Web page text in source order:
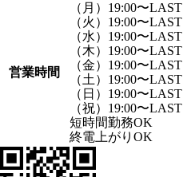
営業時間
（月）19:00〜LAST
（火）19:00〜LAST
（水）19:00〜LAST
（木）19:00〜LAST
（金）19:00〜LAST
（土）19:00〜LAST
（日）19:00〜LAST
（祝）19:00〜LAST
短時間勤務OK
終電上がりOK